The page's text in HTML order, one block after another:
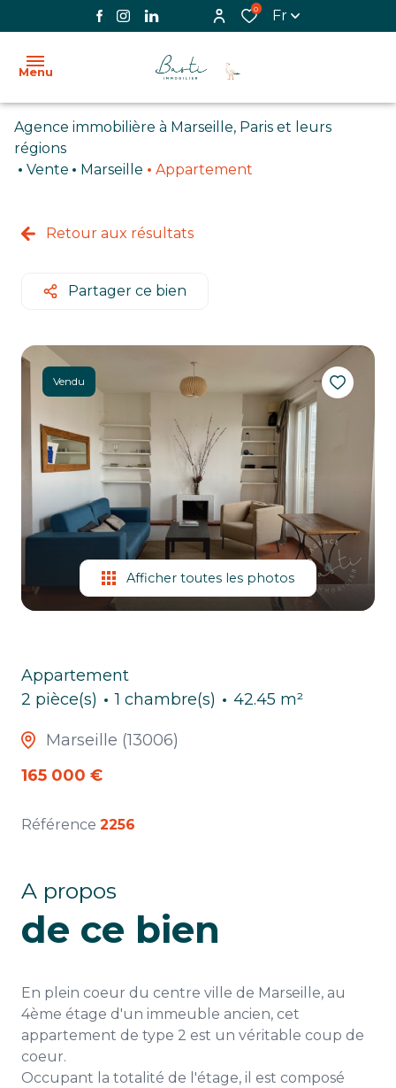
0 Fr
Menu
ACCUEIL
VENTE
BIENS
IMMOBILIER
PROFESSIONNEL
ESTIMATION
CHASSE
Agence immobilière à Marseille, Paris et leurs
régions
Vente
Marseille Appartement
Retour aux résultats
Partager ce bien
Vendu
Afficher toutes les photos
Appartement
2 pièce(s)
1 chambre(s) 42.45 m²
Marseille (13006)
165 000 €
Référence 2256
A propos
de ce bien
En plein coeur du centre ville de Marseille, au
4ème étage d'un immeuble ancien, cet
appartement de type 2 est un véritable coup de
coeur.
Occupant la totalité de l'étage, il est composé